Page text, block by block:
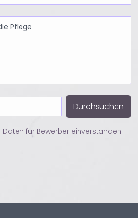
Durchsuchen
für Bewerber einverstanden.